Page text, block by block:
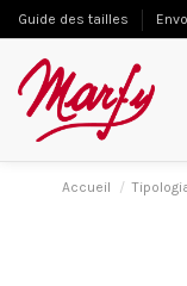
Guide des tailles
Accueil